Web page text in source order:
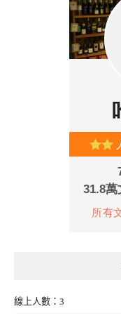
線上人數：3